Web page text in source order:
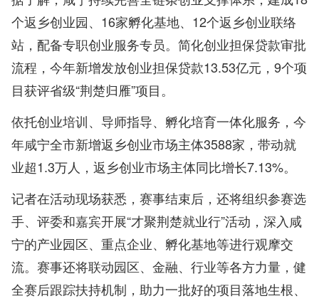
个返乡创业园、16家孵化基地、12个返乡创业联络
站，配备专职创业服务专员。简化创业担保贷款审批
流程，今年新增发放创业担保贷款13.53亿元，9个项
目获评省级“荆楚归雁”项目。
依托创业培训、导师指导、孵化培育一体化服务，今
年咸宁全市新增返乡创业市场主体3588家，带动就
业超1.3万人，返乡创业市场主体同比增长7.13%。
记者在活动现场获悉，赛事结束后，还将组织参赛选
手、评委和嘉宾开展“才聚荆楚就业行”活动，深入咸
宁的产业园区、重点企业、孵化基地等进行观摩交
流。赛事还将联动园区、金融、行业等各方力量，健
全赛后跟踪扶持机制，助力一批好的项目落地生根、